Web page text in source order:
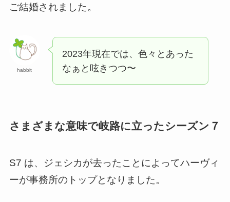
ご結婚されました。
habbit
2023年現在では、色々とあった
なぁと呟きつつ〜
さまざまな意味で岐路に立ったシーズン７
S7 は、ジェシカが去ったことによってハーヴィ
ーが事務所のトップとなりました。